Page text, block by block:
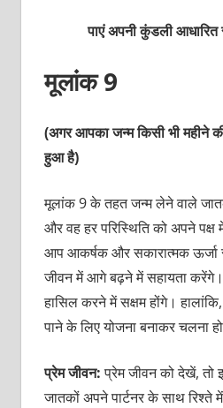
पाएं अपनी कुंडली
मूलांक 9
(अगर आपका जन्म किसी भी महीने
हुआ है)
मूलांक 9 के तहत जन्म लेने वाले
और वह हर परिस्थिति को अपने
आप आकर्षक और सकारात्मक ऊर्जा
जीवन में आगे बढ़ने में सहायता
हासिल करने में सक्षम होंगे।
पाने के लिए योजना बनाकर चलना
प्रेम जीवन:प्रेम जीवन को देखें, तो
जातकों अपने पार्टनर के साथ रिश्ते